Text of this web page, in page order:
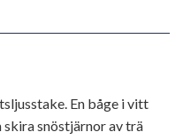
En båge i vitt
skira snöstjärnor av trä